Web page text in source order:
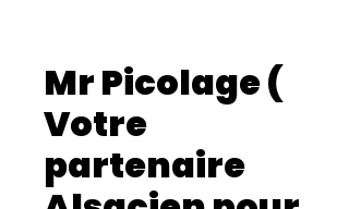
Mr Picolage (
Votre
partenaire